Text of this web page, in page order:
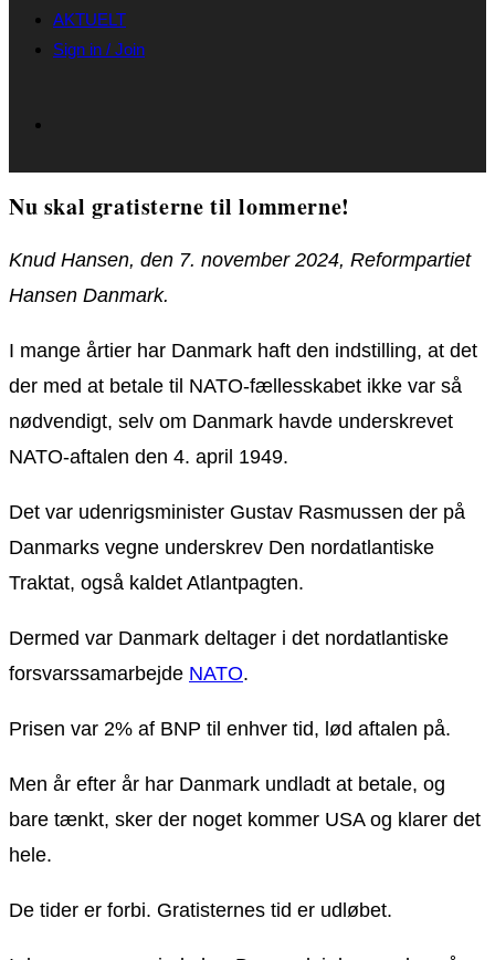
AKTUELT
Sign in / Join
Nu skal gratisterne til lommerne!
Knud Hansen, den 7. november 2024, Reformpartiet
Hansen Danmark.
I mange årtier har Danmark haft den indstilling, at det
der med at betale til NATO-fællesskabet ikke var så
nødvendigt, selv om Danmark havde underskrevet
NATO-aftalen den 4. april 1949.
Det var udenrigsminister Gustav Rasmussen der på
Danmarks vegne underskrev Den nordatlantiske
Traktat, også kaldet Atlantpagten.
Dermed var Danmark deltager i det nordatlantiske
forsvarssamarbejde NATO.
Prisen var 2% af BNP til enhver tid, lød aftalen på.
Men år efter år har Danmark undladt at betale, og
bare tænkt, sker der noget kommer USA og klarer det
hele.
De tider er forbi. Gratisternes tid er udløbet.